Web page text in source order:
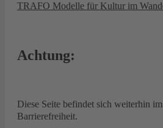
TRAFO Modelle für Kultur im
Achtung:
Diese Seite befindet sich weiterhin
Barrierefreiheit.